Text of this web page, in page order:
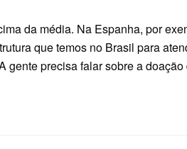
da média. Na Espanha, por
que temos no Brasil para
gente precisa falar sobre a